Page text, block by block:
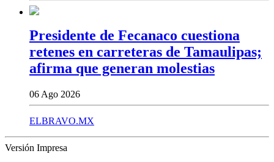
Presidente de Fecanaco cuestiona
retenes en carreteras de Tamaulipas;
afirma que generan molestias
06 Ago 2026
ELBRAVO.MX
Versión Impresa